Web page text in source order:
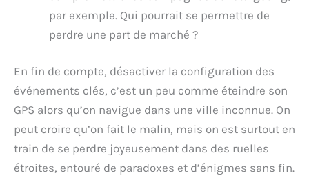
par exemple. Qui pourrait se permettre de
perdre une part de marché ?
En fin de compte, désactiver la configuration des
événements clés, c’est un peu comme éteindre son
GPS alors qu’on navigue dans une ville inconnue. On
peut croire qu’on fait le malin, mais on est surtout en
train de se perdre joyeusement dans des ruelles
étroites, entouré de paradoxes et d’énigmes sans fin.